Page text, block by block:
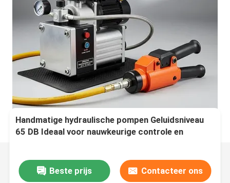
Handmatige hydraulische pompen Geluidsniveau
65 DB Ideaal voor nauwkeurige controle en
Beste prijs Contacteer ons